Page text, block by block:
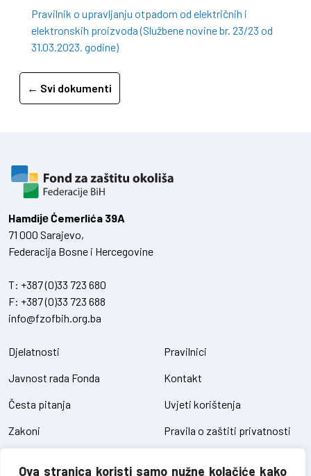
Ova stranica koristi samo nužne kolačiće kako
Pravilnik o upravljanju otpadom od električnih i
elektronskih proizvoda (Službene novine br. 23/23 od
31.03.2023. godine)
← Svi dokumenti
Hamdiје Ćemerlića 39A
71 000 Sarajevo,
Federacija Bosne i Hercegovine
T: +387 (0)33 723 680
F: +387 (0)33 723 688
info@fzofbih.org.ba
Djelatnosti
Javnost rada Fonda
Česta pitanja
Zakoni
Pravilnici
Kontakt
Uvjeti korištenja
Pravila o zaštiti privatnosti